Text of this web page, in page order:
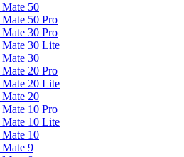
50
50 Pro
30 Pro
30 Lite
30
20 Pro
20 Lite
20
10 Pro
10 Lite
10
9